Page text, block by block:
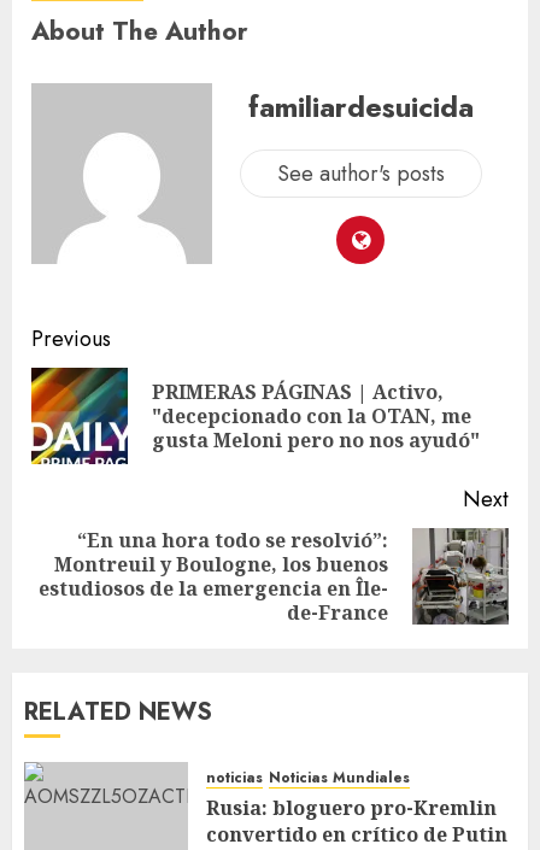
About The Author
familiardesuicida
See author's posts
Previous
PRIMERAS PÁGINAS | Activo,
"decepcionado con la OTAN, me
gusta Meloni pero no nos ayudó"
Next
“En una hora todo se resolvió”:
Montreuil y Boulogne, los buenos
estudiosos de la emergencia en Île-
de-France
RELATED NEWS
noticias Noticias Mundiales
Rusia: bloguero pro-Kremlin
convertido en crítico de Putin